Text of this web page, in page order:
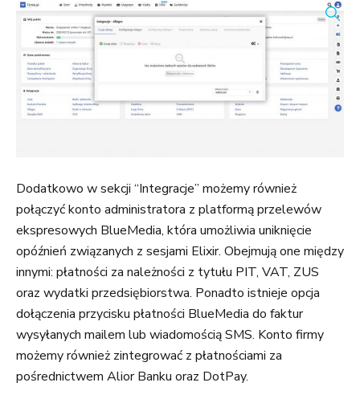
Dodatkowo w sekcji “Integracje” możemy również
połączyć konto administratora z platformą przelewów
ekspresowych BlueMedia, która umożliwia uniknięcie
opóźnień związanych z sesjami Elixir. Obejmują one między
innymi: płatności za należności z tytułu PIT, VAT, ZUS
oraz wydatki przedsiębiorstwa. Ponadto istnieje opcja
dołączenia przycisku płatności BlueMedia do faktur
wysyłanych mailem lub wiadomością SMS. Konto firmy
możemy również zintegrować z płatnościami za
pośrednictwem Alior Banku oraz DotPay.